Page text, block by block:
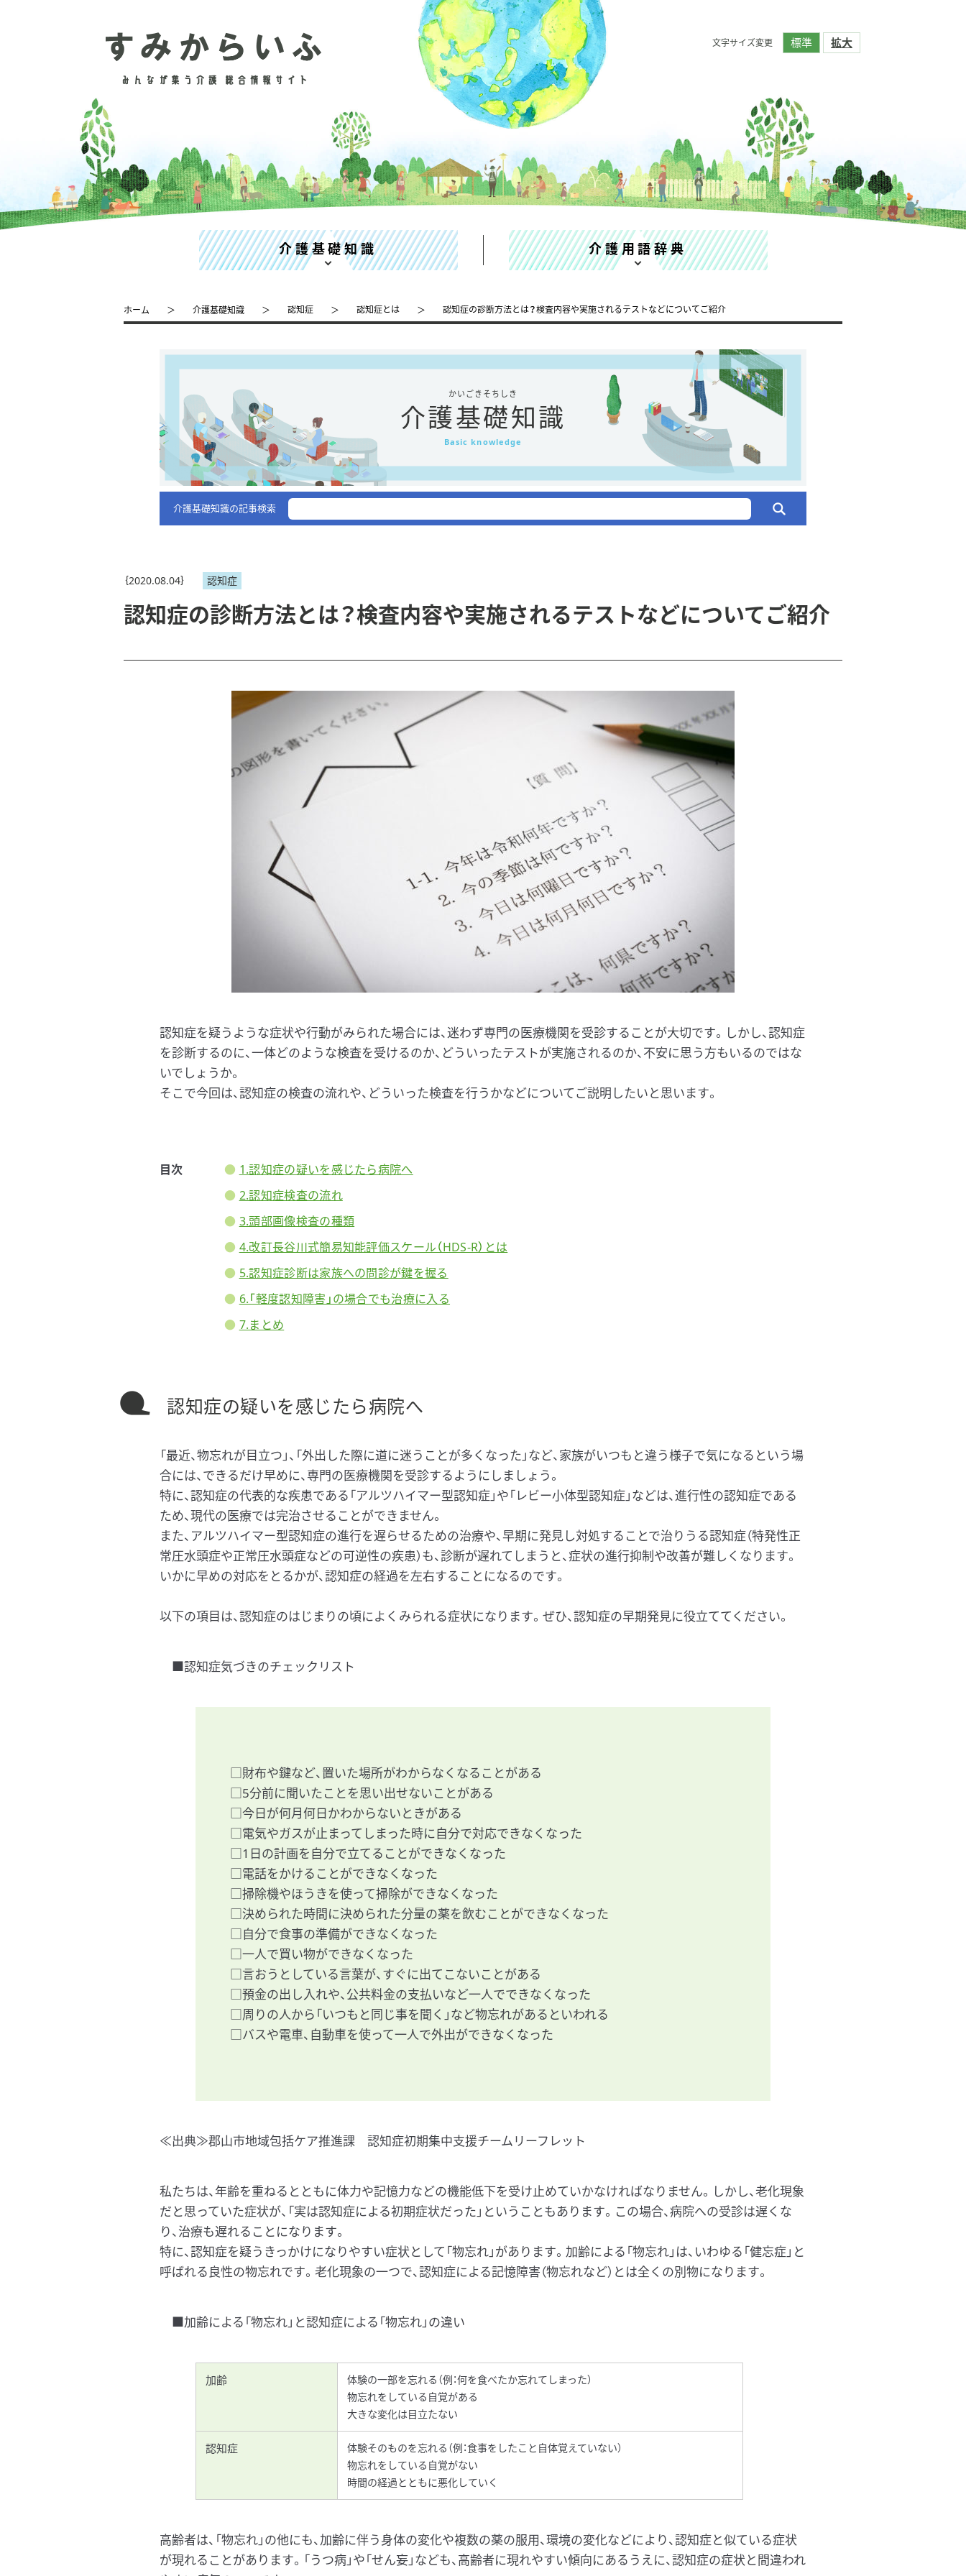
文字サイズ変更 標準 拡大
介護基礎知識 介護用語辞典
ホーム 介護基礎知識 認知症 認知症とは 認知症の診断方法とは？検査内容や実施されるテストなどについてご紹介
かいごきそちしき
介護基礎知識
Basic knowledge
介護基礎知識の記事検索
｛2020.08.04｝ 認知症
認知症の診断方法とは？検査内容や実施されるテストなどについてご紹介
認知症を疑うような症状や行動がみられた場合には、迷わず専門の医療機関を受診することが大切です。しかし、認知症
を診断するのに、一体どのような検査を受けるのか、どういったテストが実施されるのか、不安に思う方もいるのではな
いでしょうか。
そこで今回は、認知症の検査の流れや、どういった検査を行うかなどについてご説明したいと思います。
目次
1.認知症の疑いを感じたら病院へ
2.認知症検査の流れ
3.頭部画像検査の種類
4.改訂長谷川式簡易知能評価スケール（HDS-R）とは
5.認知症診断は家族への問診が鍵を握る
6.「軽度認知障害」の場合でも治療に入る
7.まとめ
認知症の疑いを感じたら病院へ
「最近、物忘れが目立つ」、「外出した際に道に迷うことが多くなった」など、家族がいつもと違う様子で気になるという場
合には、できるだけ早めに、専門の医療機関を受診するようにしましょう。
特に、認知症の代表的な疾患である「アルツハイマー型認知症」や「レビー小体型認知症」などは、進行性の認知症である
ため、現代の医療では完治させることができません。
また、アルツハイマー型認知症の進行を遅らせるための治療や、早期に発見し対処することで治りうる認知症（特発性正
常圧水頭症や正常圧水頭症などの可逆性の疾患）も、診断が遅れてしまうと、症状の進行抑制や改善が難しくなります。
いかに早めの対応をとるかが、認知症の経過を左右することになるのです。
以下の項目は、認知症のはじまりの頃によくみられる症状になります。ぜひ、認知症の早期発見に役立ててください。
■認知症気づきのチェックリスト
□財布や鍵など、置いた場所がわからなくなることがある
□5分前に聞いたことを思い出せないことがある
□今日が何月何日かわからないときがある
□電気やガスが止まってしまった時に自分で対応できなくなった
□1日の計画を自分で立てることができなくなった
□電話をかけることができなくなった
□掃除機やほうきを使って掃除ができなくなった
□決められた時間に決められた分量の薬を飲むことができなくなった
□自分で食事の準備ができなくなった
□一人で買い物ができなくなった
□言おうとしている言葉が、すぐに出てこないことがある
□預金の出し入れや、公共料金の支払いなど一人でできなくなった
□周りの人から「いつもと同じ事を聞く」など物忘れがあるといわれる
□バスや電車、自動車を使って一人で外出ができなくなった
≪出典≫郡山市地域包括ケア推進課 認知症初期集中支援チームリーフレット
私たちは、年齢を重ねるとともに体力や記憶力などの機能低下を受け止めていかなければなりません。しかし、老化現象
だと思っていた症状が、「実は認知症による初期症状だった」ということもあります。この場合、病院への受診は遅くな
り、治療も遅れることになります。
特に、認知症を疑うきっかけになりやすい症状として「物忘れ」があります。加齢による「物忘れ」は、いわゆる「健忘症」と
呼ばれる良性の物忘れです。老化現象の一つで、認知症による記憶障害（物忘れなど）とは全くの別物になります。
■加齢による「物忘れ」と認知症による「物忘れ」の違い
加齢
体験の一部を忘れる（例：何を食べたか忘れてしまった）
物忘れをしている自覚がある
大きな変化は目立たない
認知症
体験そのものを忘れる（例：食事をしたこと自体覚えていない）
物忘れをしている自覚がない
時間の経過とともに悪化していく
高齢者は、「物忘れ」の他にも、加齢に伴う身体の変化や複数の薬の服用、環境の変化などにより、認知症と似ている症状
が現れることがあります。「うつ病」や「せん妄」なども、高齢者に現れやすい傾向にあるうえに、認知症の症状と間違われ